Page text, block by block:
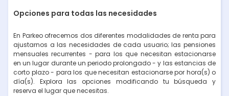
Opciones para todas las necesidades
En Parkeo ofrecemos dos diferentes modalidades de renta para
ajustarnos a las necesidades de cada usuario; las pensiones
mensuales recurrentes - para los que necesitan estacionarse
en un lugar durante un periodo prolongado - y las estancias de
corto plazo - para los que necesitan estacionarse por hora(s) o
día(s). Explora las opciones modificando tu búsqueda y
reserva el lugar que necesitas.